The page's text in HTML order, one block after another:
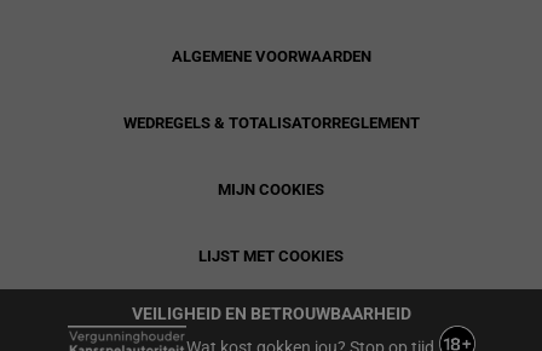
ALGEMENE VOORWAARDEN
WEDREGELS & TOTALISATORREGLEMENT
MIJN COOKIES
LIJST MET COOKIES
VEILIGHEID EN BETROUWBAARHEID
Wat kost gokken jou? Stop op tijd.